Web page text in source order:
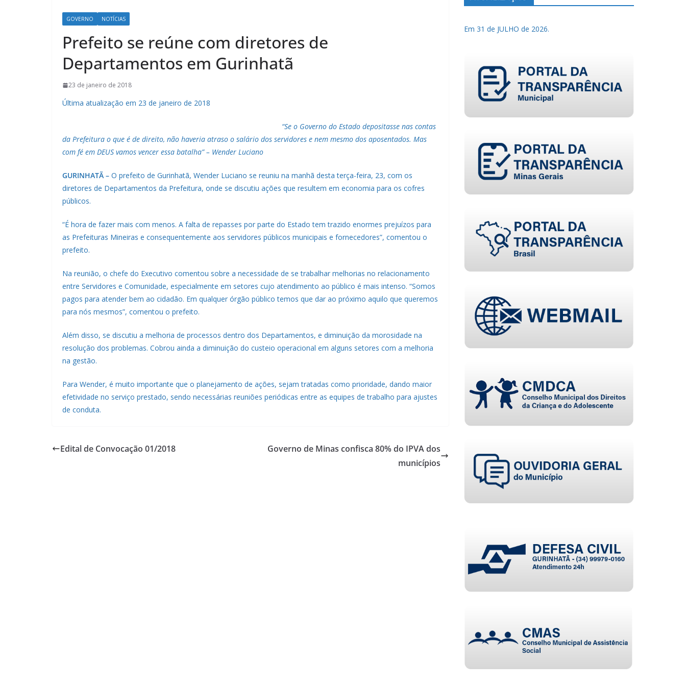
GOVERNO NOTÍCIAS
Prefeito se reúne com diretores de
Departamentos em Gurinhatã
23 de janeiro de 2018
Última atualização em 23 de janeiro de 2018
“Se o Governo do Estado depositasse nas contas
da Prefeitura o que é de direito, não haveria atraso o salário dos servidores e nem mesmo dos aposentados. Mas
com fé em DEUS vamos vencer essa batalha” – Wender Luciano
GURINHATÃ – O prefeito de Gurinhatã, Wender Luciano se reuniu na manhã desta terça-feira, 23, com os
diretores de Departamentos da Prefeitura, onde se discutiu ações que resultem em economia para os cofres
públicos.
“É hora de fazer mais com menos. A falta de repasses por parte do Estado tem trazido enormes prejuízos para
as Prefeituras Mineiras e consequentemente aos servidores públicos municipais e fornecedores”, comentou o
prefeito.
Na reunião, o chefe do Executivo comentou sobre a necessidade de se trabalhar melhorias no relacionamento
entre Servidores e Comunidade, especialmente em setores cujo atendimento ao público é mais intenso. “Somos
pagos para atender bem ao cidadão. Em qualquer órgão público temos que dar ao próximo aquilo que queremos
para nós mesmos”, comentou o prefeito.
Além disso, se discutiu a melhoria de processos dentro dos Departamentos, e diminuição da morosidade na
resolução dos problemas. Cobrou ainda a diminuição do custeio operacional em alguns setores com a melhoria
na gestão.
Para Wender, é muito importante que o planejamento de ações, sejam tratadas como prioridade, dando maior
efetividade no serviço prestado, sendo necessárias reuniões periódicas entre as equipes de trabalho para ajustes
de conduta.
Edital de Convocação 01/2018
Governo de Minas confisca 80% do IPVA dos
municípios
Em 31 de JULHO de 2026.